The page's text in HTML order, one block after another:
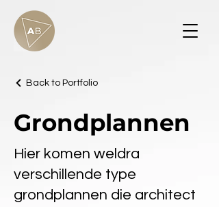
Back to Portfolio
Grondplannen
Hier komen weldra
verschillende type
grondplannen die architect